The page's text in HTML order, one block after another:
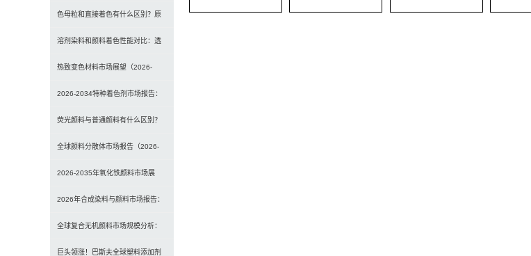
原理、效果与应用对比
色母粒和直接着色有什么区别？原
理、性能与应用全面对比
溶剂染料和颜料着色性能对比：透
明性、耐候性与应用选择全解析
热致变色材料市场展望（2026-
2034）：2034年将达336亿美元，
亚太份额超四成
2026-2034特种着色剂市场报告：
规模、份额、趋势及预测
荧光颜料与普通颜料有什么区别？
发光原理、性能对比及应用解析
全球颜料分散体市场报告（2026-
2033）：无机颜料主导，涂料为最
大应用
2026-2035年氧化铁颜料市场展
望：全球规模将达41亿美元，建筑
行业领跑
2026年合成染料与颜料市场报告：
规模、趋势及2030年增长预测
（CAGR 7.1%）
全球复合无机颜料市场规模分析：
2035年达5.39亿美元，建筑与涂料
巨头领涨！巴斯夫全球塑料添加剂